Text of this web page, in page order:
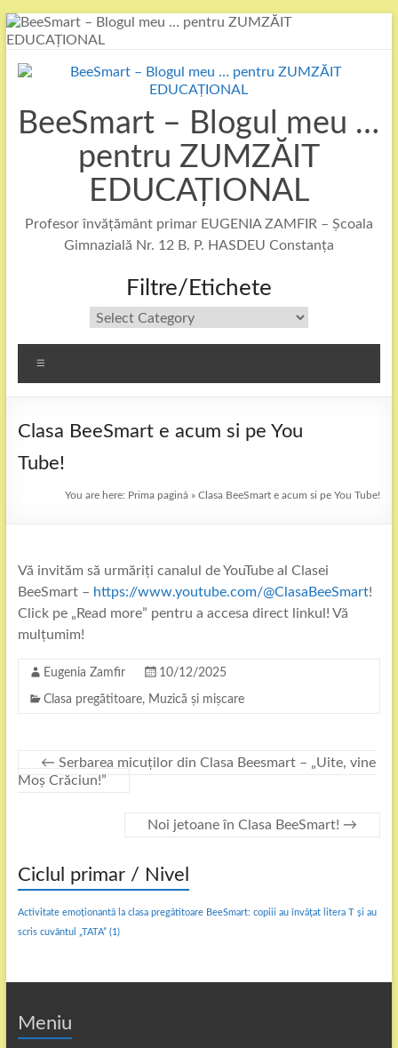
Skip
to
BeeSmart – Blogul meu …
pentru ZUMZĂIT
EDUCAȚIONAL
Profesor învățământ primar EUGENIA ZAMFIR – Școala
Gimnazială Nr. 12 B. P. HASDEU Constanța
Filtre/Etichete
Filtre/Etichete
Clasa BeeSmart e acum si pe You
Tube!
You are here: Prima pagină »Clasa BeeSmart e acum si pe You Tube!
Vă invităm să urmăriți canalul de YouTube al Clasei
BeeSmart – https://www.youtube.com/@ClasaBeeSmart!
Click pe „Read more” pentru a accesa direct linkul! Vă
mulțumim!
Eugenia Zamfir 10/12/2025
Clasa pregătitoare, Muzică și mișcare
← Serbarea micuților din Clasa Beesmart – „Uite, vine
Moș Crăciun!”
Noi jetoane în Clasa BeeSmart! →
Ciclul primar / Nivel
Activitate emoționantă la clasa pregătitoare BeeSmart: copiii au învățat litera T și au
scris cuvântul „TATA”(1)
Meniu